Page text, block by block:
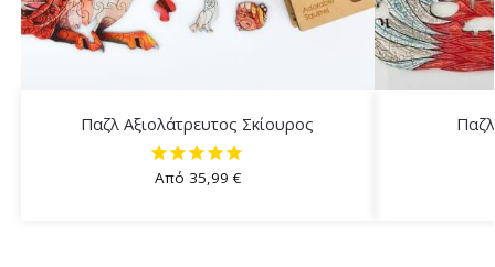
Παζλ Αξιολάτρευτος Σκίουρος
Από 35,99€